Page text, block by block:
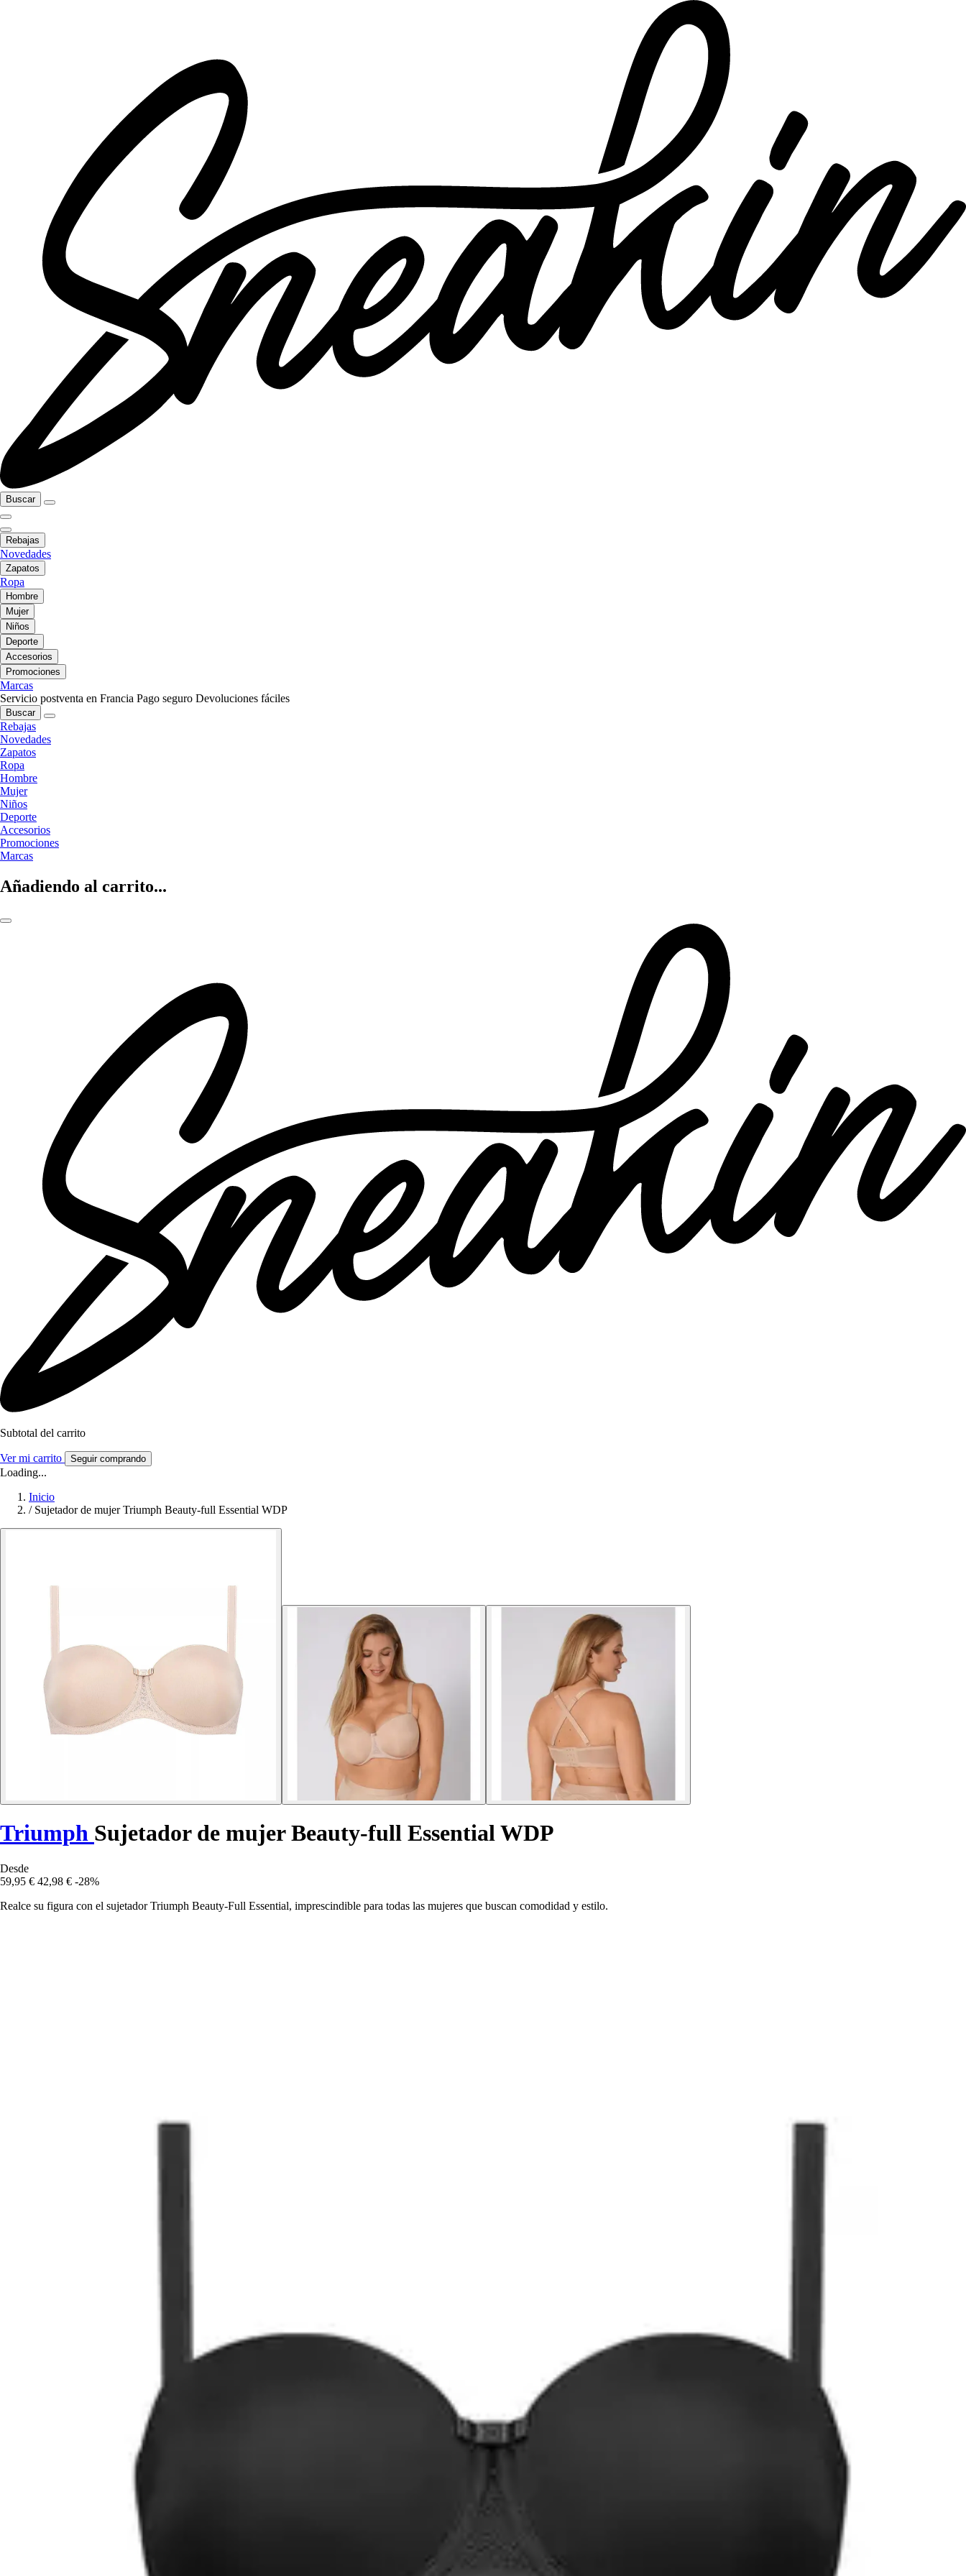
Buscar
Rebajas
Novedades
Zapatos
Ropa
Hombre
Mujer
Niños
Deporte
Accesorios
Promociones
Marcas
Servicio postventa en Francia Pago seguro Devoluciones fáciles
Buscar
Rebajas
Novedades
Zapatos
Ropa
Hombre
Mujer
Niños
Deporte
Accesorios
Promociones
Marcas
Añadiendo al carrito...
Subtotal del carrito
Ver mi carrito Seguir comprando
Loading...
Inicio
/ Sujetador de mujer Triumph Beauty-full Essential WDP
Triumph Sujetador de mujer Beauty-full Essential WDP
Desde
59,95 € 42,98 € -28%
Realce su figura con el sujetador Triumph Beauty-Full Essential, imprescindible para todas las mujeres que buscan comodidad y estilo.